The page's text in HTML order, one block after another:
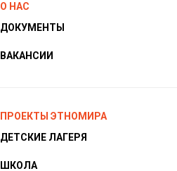
О НАС
ДОКУМЕНТЫ
ВАКАНСИИ
ПРОЕКТЫ ЭТНОМИРА
ДЕТСКИЕ ЛАГЕРЯ
ШКОЛА